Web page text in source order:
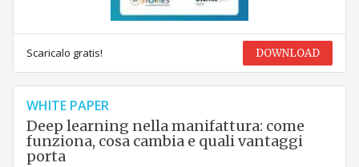
Scaricalo gratis! DOWNLOAD
WHITE PAPER
Deep learning nella manifattura: come
funziona, cosa cambia e quali vantaggi
porta